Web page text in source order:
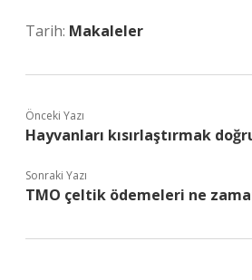
Tarih: Makaleler
Önceki Yazı
Hayvanları kısırlaştırmak
Sonraki Yazı
TMO çeltik ödemeleri ne